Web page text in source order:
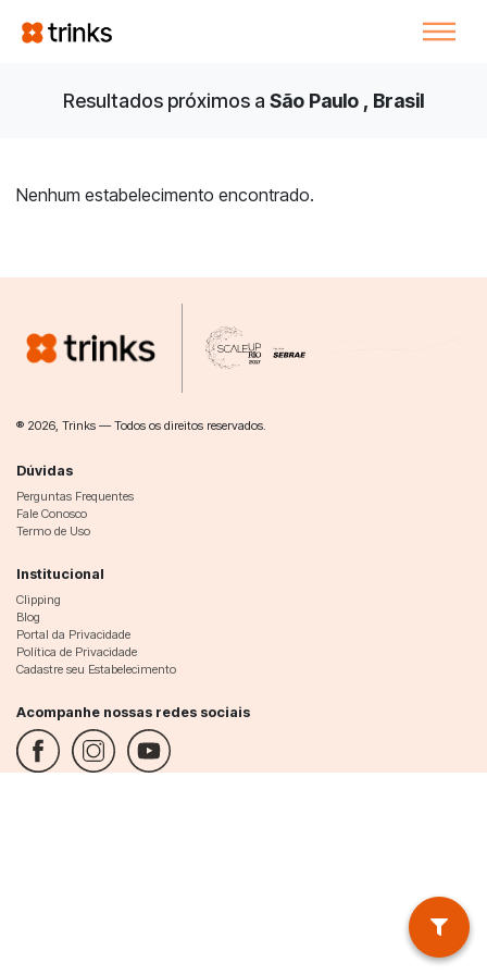
Resultados próximos a São Paulo , Brasil
Nenhum estabelecimento encontrado.
® 2026, Trinks — Todos os direitos reservados.
Dúvidas
Perguntas Frequentes
Fale Conosco
Termo de Uso
Institucional
Clipping
Blog
Portal da Privacidade
Política de Privacidade
Cadastre seu Estabelecimento
Acompanhe nossas redes sociais